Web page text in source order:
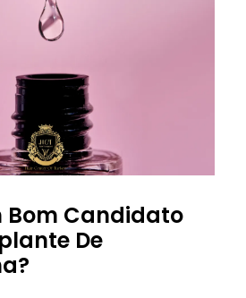
Bom Candidato
De